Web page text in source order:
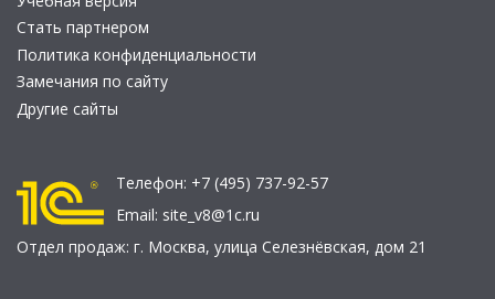
Стать партнером
Политика конфиденциальности
Замечания по сайту
Другие сайты
Телефон: +7 (495) 737-92-57
Email: site_v8@1c.ru
Отдел продаж: г. Москва, улица Селезнёвская, дом 21